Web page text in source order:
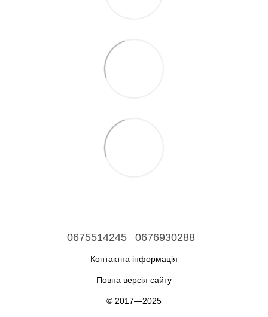
0675514245 0676930288
Контактна інформація
Повна версія сайту
© 2017—2025